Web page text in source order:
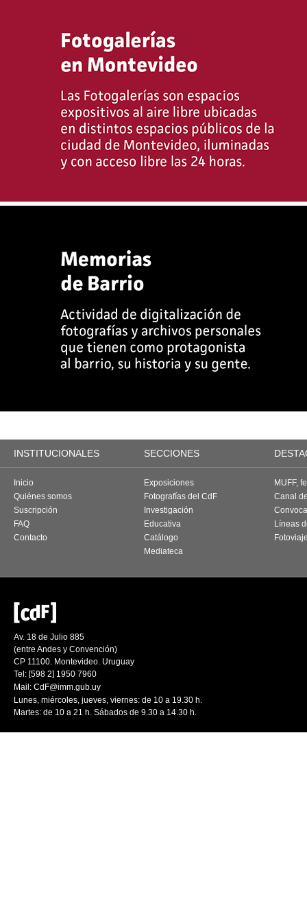
INSTITUCIONALES SECCIONES
Inicio
Quiénes somos
Suscripción
FAQ
Contacto
Exposiciones
Fotografías del CdF
Investigación
Educativa
Catálogo
Mediateca
MUFF,
Canal
Líneas
Av. 18 de Julio 885
(entre Andes y Convención)
CP 11100. Montevideo. Uruguay
Tel: [598 2] 1950 7960
Mail: CdF@imm.gub.uy
Lunes, miércoles, jueves, viernes: de 10 a 19.30 h.
Martes: de 10 a 21 h. Sábados de 9.30 a 14.30 h.